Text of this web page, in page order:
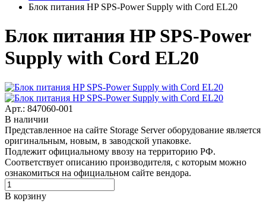
Блок питания HP SPS-Power Supply with Cord EL20
Блок питания HP SPS-Power
Supply with Cord EL20
Арт.: 847060-001
В наличии
Представленное на сайте Storage Server оборудование является
оригинальным, новым, в заводской упаковке.
Подлежит официальному ввозу на территорию РФ.
Соответствует описанию производителя, с которым можно
ознакомиться на официальном сайте вендора.
В корзину